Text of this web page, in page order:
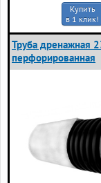
Купить
в 1 клик!
Труба дренажная
перфорированная